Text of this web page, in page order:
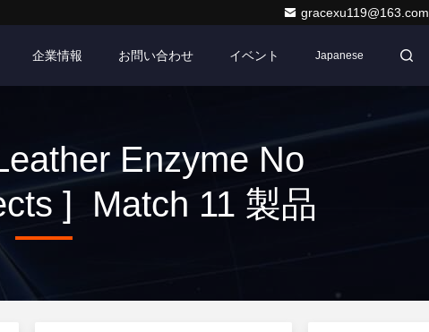
gracexu119@163.com
企業情報 お問い合わせ イベント Japanese
Enzyme No
] Match 11 製品